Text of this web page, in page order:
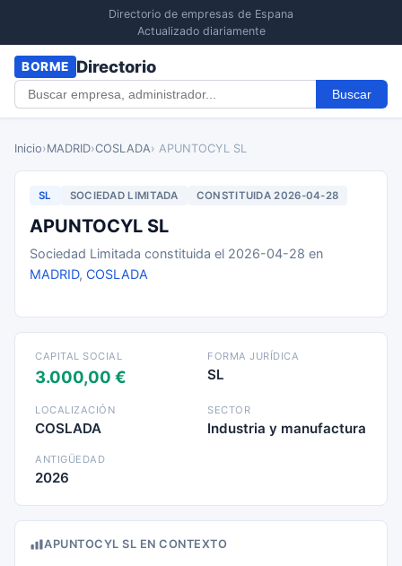
Directorio de empresas de Espana
Actualizado diariamente
BORME Directorio
Buscar
Inicio›MADRID›COSLADA› APUNTOCYL SL
SL SOCIEDAD LIMITADA CONSTITUIDA 2026-04-28
APUNTOCYL SL
Sociedad Limitada constituida el 2026-04-28 en
MADRID, COSLADA
CAPITAL SOCIAL
3.000,00 €
FORMA JURÍDICA
SL
LOCALIZACIÓN
COSLADA
SECTOR
Industria y manufactura
ANTIGÜEDAD
2026
APUNTOCYL SL EN CONTEXTO